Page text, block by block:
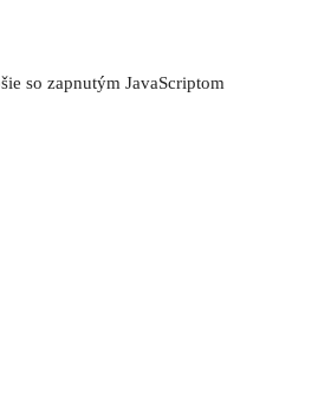
so zapnutým JavaScriptom